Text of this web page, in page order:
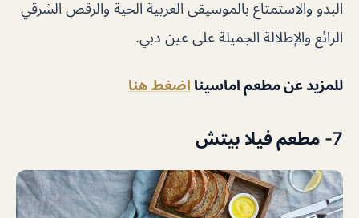
البدو والاستمتاع بالموسيقى العربية الحية والرقص الشرقي
الرائع والإطلالة الجميلة على عين دبي.
للمزيد عن مطعم اماسينا اضغط هنا
7- مطعم فيلا بيتش